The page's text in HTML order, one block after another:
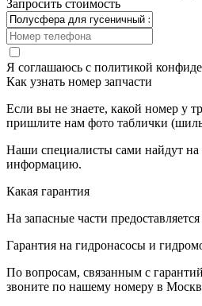
Запросить стоимость
Я соглашаюсь с политикой
Как узнать номер запчасти
Если вы не знаете, какой номер у
пришлите нам фото таблички
Наши специалисты сами найдут
информацию.
Какая гарантия
На запасные части
Гарантия на гидронасосы и
По вопросам, связанным с
звоните по нашему номеру в